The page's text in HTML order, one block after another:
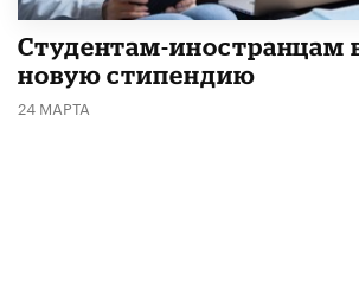
Студентам-иностранцам
новую стипендию
24 МАРТА